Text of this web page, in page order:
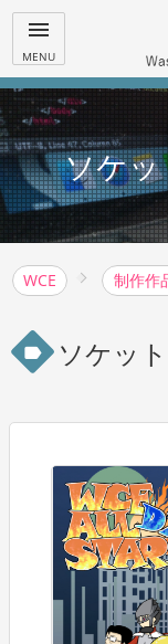
menu
MENU
ソケ
WCE 制作作
label ソケッ